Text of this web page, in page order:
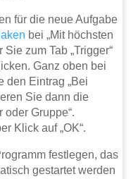
für die neue Aufgabe
bei „Mit höchsten
zum Tab „Trigger“
Ganz oben bei
den Eintrag „Bei
Sie dann die
oder Gruppe“.
Klick auf „OK“.
festlegen, das
gestartet werden